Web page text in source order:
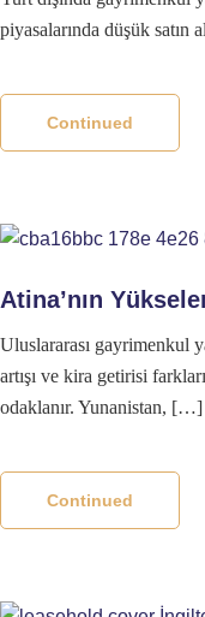
piyasalarında düşük satın
Continued
Atina’nın
Uluslararası gayrimenkul
artışı ve kira getirisi
odaklanır. Yunanistan, […]
Continued